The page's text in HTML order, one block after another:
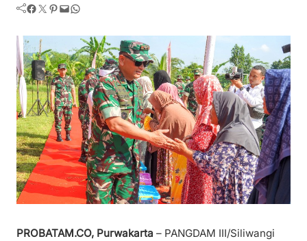
Facebook Twitter Pinterest Mail WhatsApp
PROBATAM.CO, Purwakarta – PANGDAM III/Siliwangi